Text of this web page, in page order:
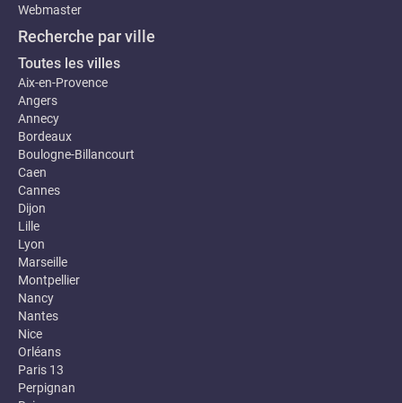
Webmaster
Recherche par ville
Toutes les villes
Aix-en-Provence
Angers
Annecy
Bordeaux
Boulogne-Billancourt
Caen
Cannes
Dijon
Lille
Lyon
Marseille
Montpellier
Nancy
Nantes
Nice
Orléans
Paris 13
Perpignan